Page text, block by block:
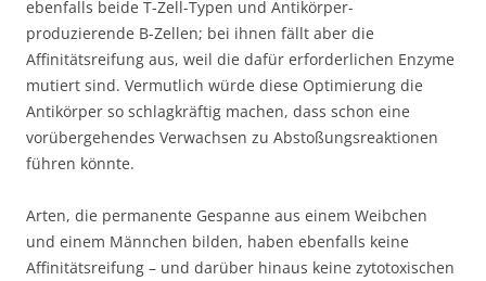
ebenfalls beide T-Zell-Typen und Antikörper-
produzierende B-Zellen; bei ihnen fällt aber die
Affinitätsreifung aus, weil die dafür erforderlichen Enzyme
mutiert sind. Vermutlich würde diese Optimierung die
Antikörper so schlagkräftig machen, dass schon eine
vorübergehendes Verwachsen zu Abstoßungsreaktionen
führen könnte.
Arten, die permanente Gespanne aus einem Weibchen
und einem Männchen bilden, haben ebenfalls keine
Affinitätsreifung – und darüber hinaus keine zytotoxischen